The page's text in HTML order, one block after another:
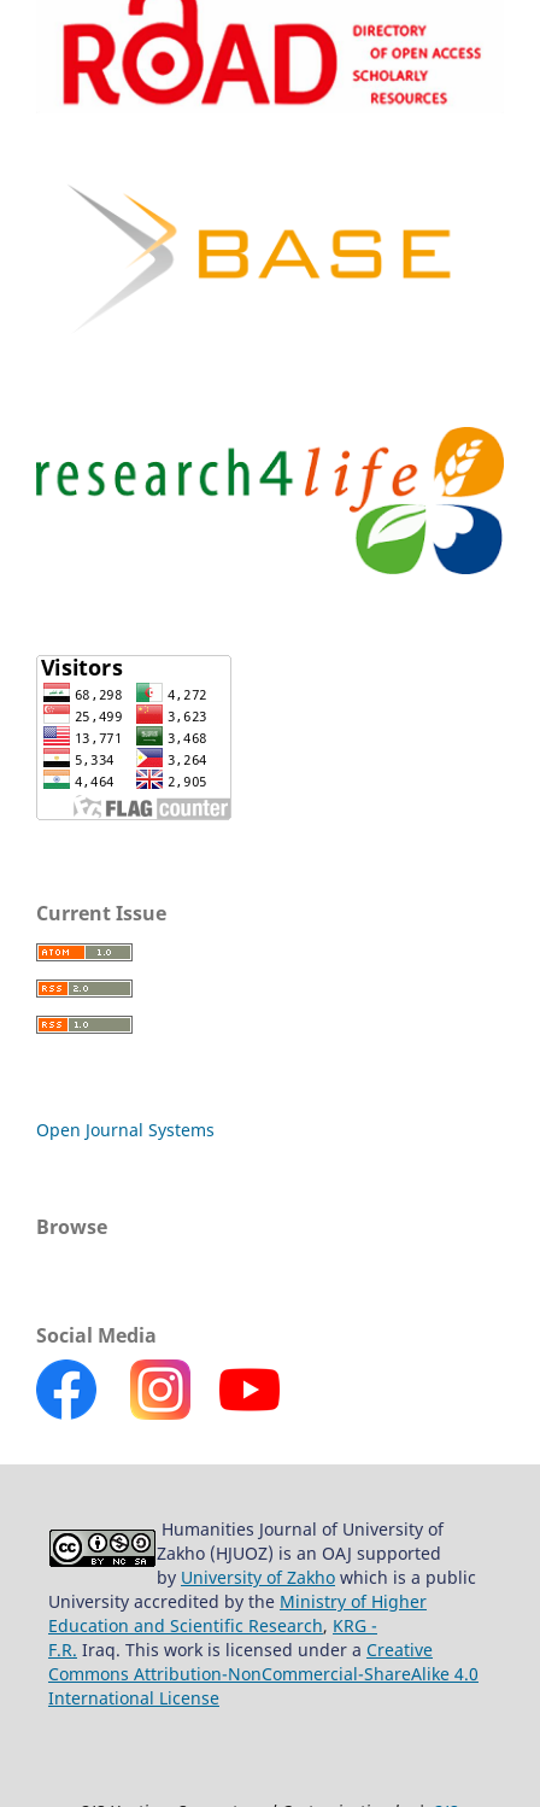
Current Issue
Open Journal Systems
Browse
Social Media
Humanities Journal of University of
Zakho (HJUOZ) is an OAJ supported
by University of Zakho which is a public
University accredited by the Ministry of Higher
Education and Scientific Research, KRG -
F.R. Iraq. This work is licensed under a Creative
Commons Attribution-NonCommercial-ShareAlike 4.0
International License